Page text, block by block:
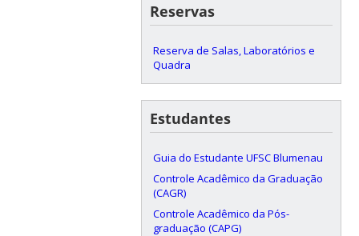
Reservas
Reserva de Salas, Laboratórios e
Quadra
Estudantes
Guia do Estudante UFSC Blumenau
Controle Acadêmico da Graduação
(CAGR)
Controle Acadêmico da Pós-
graduação (CAPG)